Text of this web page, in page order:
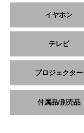
イヤホン
テレビ
プロジェクター
付属品/別売品